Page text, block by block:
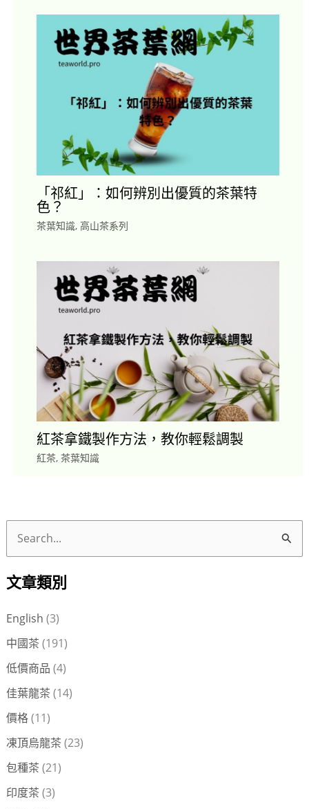
「祁紅」：如何辨別出優質的茶葉特
色？
茶葉知識, 高山茶系列
紅茶拿鐵製作方法，教你輕鬆調製
紅茶, 茶葉知識
關
文章類別
English (3)
中國茶 (191)
低價商品 (4)
佳葉龍茶 (14)
價格(11)
凍頂烏龍茶 (23)
包種茶 (21)
印度茶 (3)